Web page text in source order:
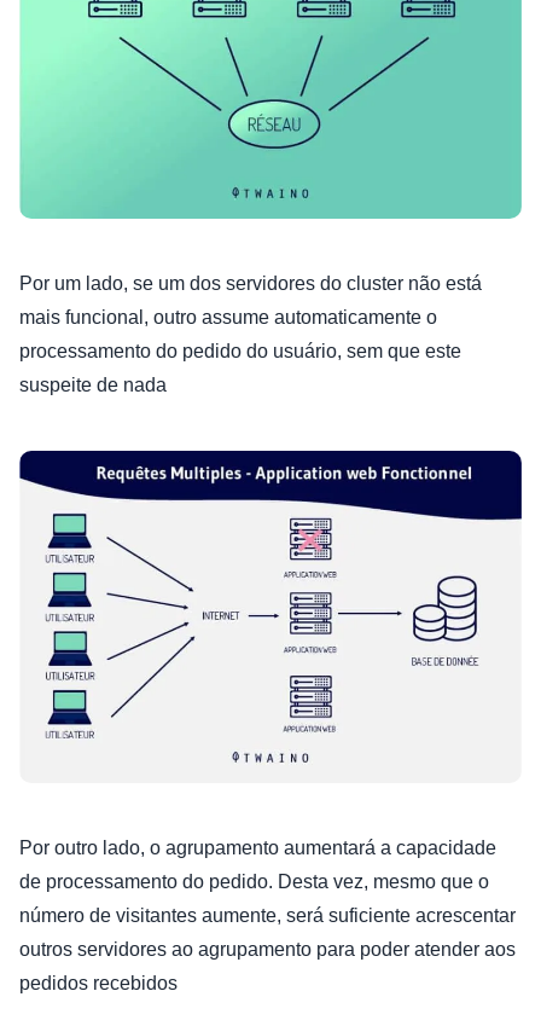
Por um lado, se um dos servidores do cluster não está
mais funcional, outro assume automaticamente o
processamento do pedido do usuário, sem que este
suspeite de nada
Por outro lado, o agrupamento aumentará a capacidade
de processamento do pedido. Desta vez, mesmo que o
número de visitantes aumente, será suficiente acrescentar
outros servidores ao agrupamento para poder atender aos
pedidos recebidos